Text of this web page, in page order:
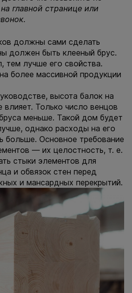
главной странице или
должны сами сделать
должен быть клееный брус.
тем лучше его свойства.
более массивной продукции
высота балок на
влияет. Только число венцов
меньше. Такой дом будет
однако расходы на его
больше. Основное требование
— их целостность, т. е.
стыки элементов для
и обвязок стен перед
и мансардных перекрытий.